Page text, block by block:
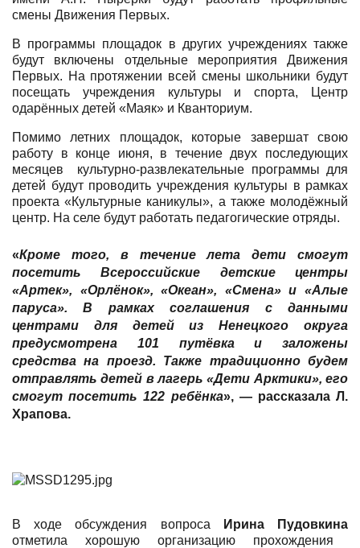
смены Движения Первых.
В программы площадок в других учреждениях также
будут включены отдельные мероприятия Движения
Первых. На протяжении всей смены школьники будут
посещать учреждения культуры и спорта, Центр
одарённых детей «Маяк» и Кванториум.
Помимо летних площадок, которые завершат свою
работу в конце июня, в течение двух последующих
месяцев культурно-развлекательные программы для
детей будут проводить учреждения культуры в рамках
проекта «Культурные каникулы», а также молодёжный
центр. На селе будут работать педагогические отряды.
«Кроме того, в течение лета дети смогут
посетить Всероссийские детские центры
«Артек», «Орлёнок», «Океан», «Смена» и «Алые
паруса». В рамках соглашения с данными
центрами для детей из Ненецкого округа
предусмотрена 101 путёвка и заложены
средства на проезд. Также традиционно будем
отправлять детей в лагерь «Дети Арктики», его
смогут посетить 122 ребёнка», — рассказала Л.
Храпова.
В ходе обсуждения вопроса
Ирина Пудовкина
отметила хорошую организацию прохождения